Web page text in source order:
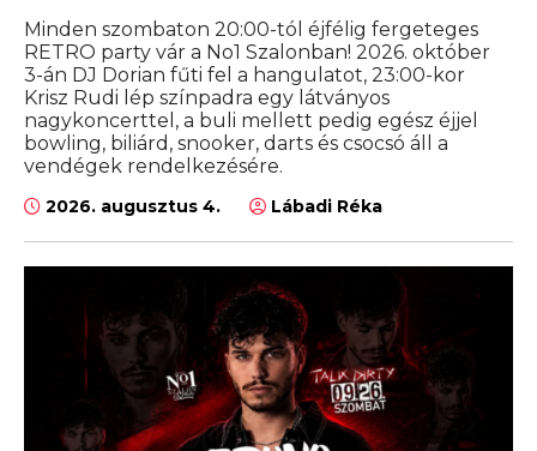
Minden szombaton 20:00-tól éjfélig fergeteges
RETRO party vár a No1 Szalonban! 2026. október
3-án DJ Dorian fűti fel a hangulatot, 23:00-kor
Krisz Rudi lép színpadra egy látványos
nagykoncerttel, a buli mellett pedig egész éjjel
bowling, biliárd, snooker, darts és csocsó áll a
vendégek rendelkezésére.
2026. augusztus 4. Lábadi Réka